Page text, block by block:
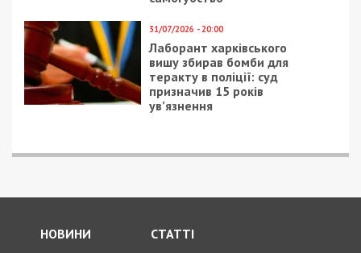
31/07/2026 - 20:00
Лаборант харківського
вишу збирав бомби для
теракту в поліції: суд
призначив 15 років
ув’язнення
НОВИНИ СТАТТІ